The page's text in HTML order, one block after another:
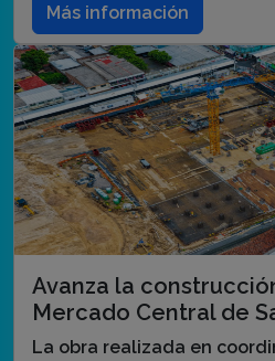
Más información
Avanza la
Mercado Central de
La obra realizada en